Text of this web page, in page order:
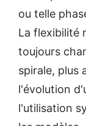
ou telle
La flexibilité
toujours
spirale, plus
l'évolution
l'utilisation